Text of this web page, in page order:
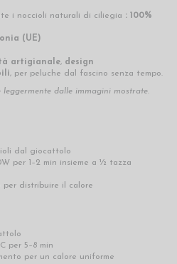
i noccioli naturali di ciliegia : 100%
(UE)
artigianale, design
, per peluche dal fascino senza tempo.
dalle immagini mostrate.
dal giocattolo
per 1–2 min insieme a ½ tazza
distribuire il calore
per 5–8 min
per un calore uniforme